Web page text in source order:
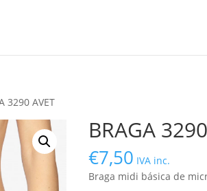
3290 AVET
BRAGA
€7,50 IVA inc.
Braga midi básica de